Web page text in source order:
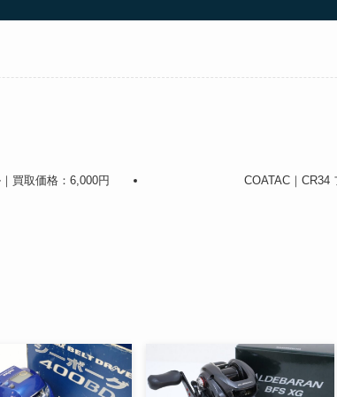
買取価格：6,000円 COATAC｜CR34